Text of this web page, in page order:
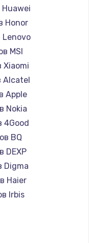
Honor
MSI
Xiaomi
Alcatel
Apple
Nokia
4Good
BQ
DEXP
Digma
Haier
Irbis